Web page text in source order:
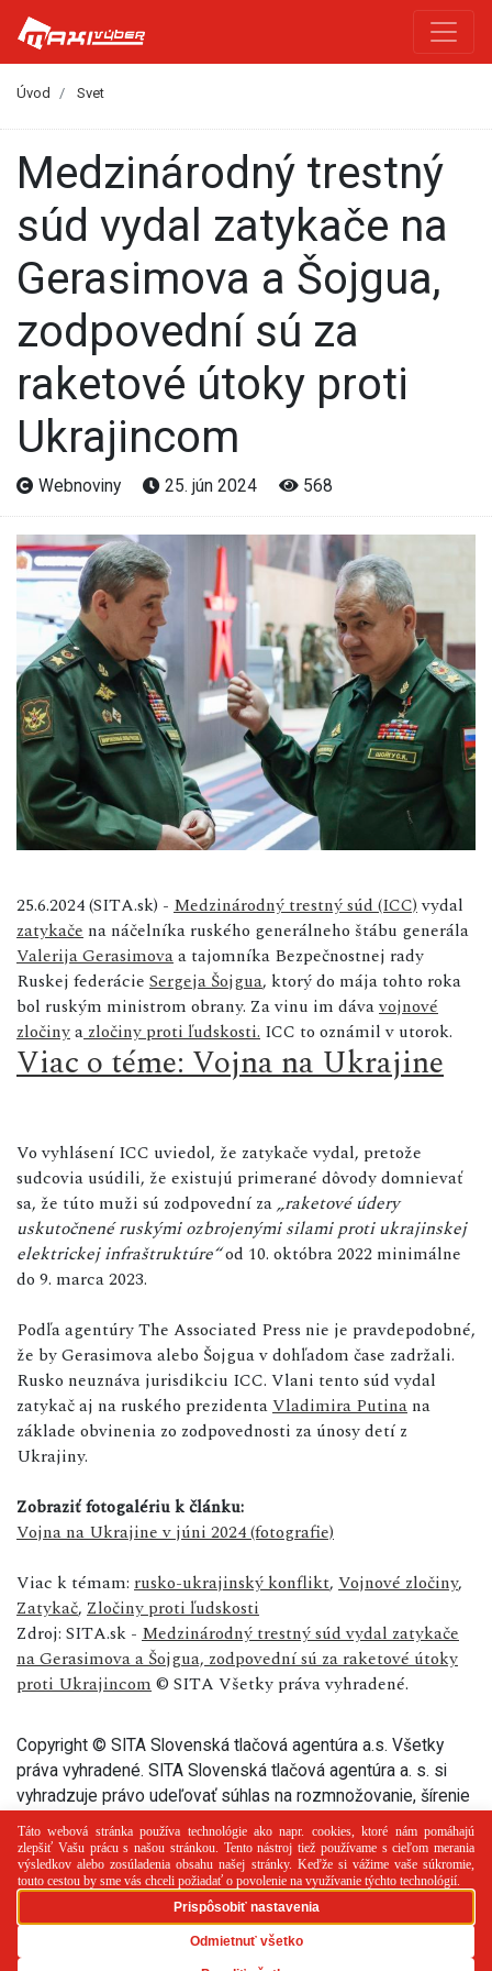
Úvod Svet
Medzinárodný trestný
súd vydal zatykače na
Gerasimova a Šojgua,
zodpovední sú za
raketové útoky proti
Ukrajincom
Webnoviny 25. jún 2024 568
25.6.2024 (SITA.sk) - Medzinárodný trestný súd (ICC)vydal
zatykače na náčelníka ruského generálneho štábu generála
Valerija Gerasimovaa tajomníka Bezpečnostnej rady
Ruskej federácie Sergeja Šojgua, ktorý do mája tohto roka
bol ruským ministrom obrany. Za vinu im dávavojnové
zločinya zločiny proti ľudskosti. ICC to oznámil v utorok.
Viac o téme: Vojna na Ukrajine
Vo vyhlásení ICC uviedol, že zatykače vydal, pretože
sudcovia usúdili, že existujú primerané dôvody domnievať
sa, že túto muži sú zodpovední za „raketové údery
uskutočnené ruskými ozbrojenými silami proti ukrajinskej
elektrickej infraštruktúre“od 10. októbra 2022 minimálne
do 9. marca 2023.
Podľa agentúry The Associated Press nie je pravdepodobné,
že by Gerasimova alebo Šojgua v dohľadom čase zadržali.
Rusko neuznáva jurisdikciu ICC. Vlani tento súd vydal
zatykač aj na ruského prezidentaVladimira Putina na
základe obvinenia zo zodpovednosti za únosy detí z
Ukrajiny.
Zobraziť fotogalériu k článku:
Vojna na Ukrajine v júni 2024 (fotografie)
Viac k témam: rusko-ukrajinský konflikt, Vojnové zločiny,
Zatykač, Zločiny proti ľudskosti
Zdroj: SITA.sk - Medzinárodný trestný súd vydal zatykače
na Gerasimova a Šojgua, zodpovední sú za raketové útoky
proti Ukrajincom © SITA Všetky práva vyhradené.
Copyright © SITA Slovenská tlačová agentúra a.s. Všetky
práva vyhradené. SITA Slovenská tlačová agentúra a. s. si
vyhradzuje právo udeľovať súhlas na rozmnožovanie, šírenie
PR článok